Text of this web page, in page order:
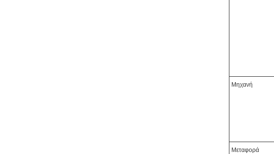
Μηχανή
Μεταφορά